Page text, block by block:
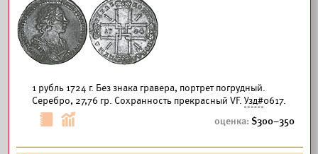
1 рубль 1724 г. Без знака гравера, портрет погрудный.
Серебро, 27,76 гр. Сохранность прекрасный VF. Узд#0617.
300–350